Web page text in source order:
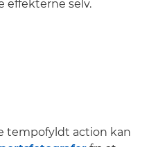
effekterne selv.
tempofyldt action kan